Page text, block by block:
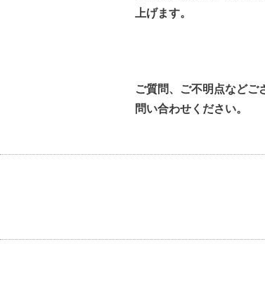
上げます。
ご質問、ご不明点などご
問い合わせください。